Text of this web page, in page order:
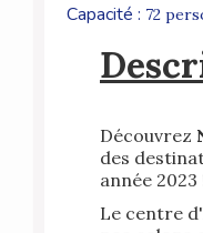
Capacité : 72
Découvrez
des
année 2023
Le centre